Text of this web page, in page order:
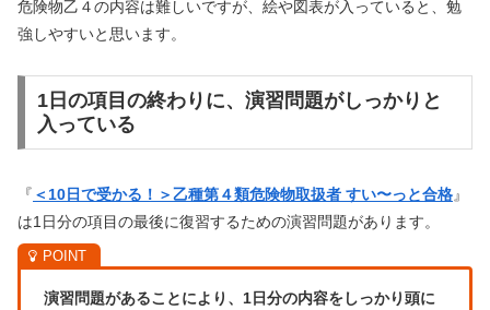
危険物乙４の内容は難しいですが、絵や図表が入っていると、勉
強しやすいと思います。
1日の項目の終わりに、演習問題がしっかりと
入っている
『 ＜10日で受かる！＞乙種第４類危険物取扱者 すい〜っと合格』
は1日分の項目の最後に復習するための演習問題があります。
演習問題があることにより、1日分の内容をしっかり頭に